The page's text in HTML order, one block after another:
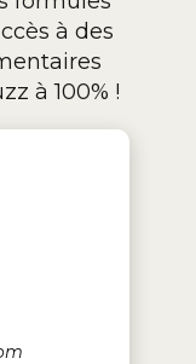
à des
à 100% !